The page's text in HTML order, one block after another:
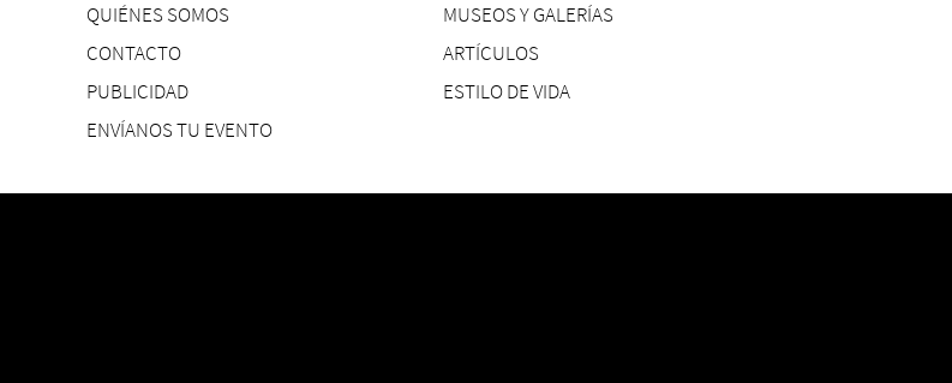
QUIÉNES SOMOS
CONTACTO
PUBLICIDAD
ENVÍANOS TU EVENTO
MUSEOS Y GALERÍAS
ARTÍCULOS
ESTILO DE VIDA